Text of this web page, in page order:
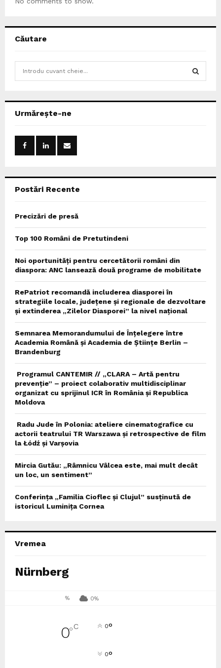
Căutare
h
Urmărește-ne
Postări Recente
Precizări de presă
Top 100 Români de Pretutindeni
Noi oportunități pentru cercetătorii români din
diaspora: ANC lansează două programe de mobilitate
RePatriot recomandă includerea diasporei în
strategiile locale, județene și regionale de dezvoltare
și extinderea „Zilelor Diasporei” la nivel național
Semnarea Memorandumului de Înțelegere între
Academia Română și Academia de Științe Berlin –
Brandenburg
Programul CANTEMIR // „CLARA – Artă pentru
prevenție” – proiect colaborativ multidisciplinar
organizat cu sprijinul ICR în România și Republica
Moldova
Radu Jude în Polonia: ateliere cinematografice cu
actorii teatrului TR Warszawa și retrospective de film
la Łódź și Varșovia
Mircia Gutău: „Râmnicu Vâlcea este, mai mult decât
un loc, un sentiment”
Conferința „Familia Cioflec și Clujul” susținută de
istoricul Luminița Cornea
Vremea
Nürnberg
% 0%
0°C 0°
0°